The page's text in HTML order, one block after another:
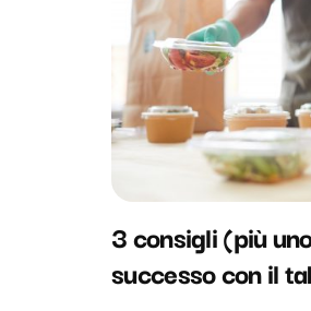
3 consigli (più
successo con il